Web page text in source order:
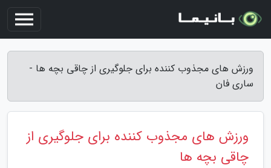
ورزش های مجذوب کننده برای جلوگیری از چاقی بچه ها -
ساری فان
ورزش های مجذوب کننده برای جلوگیری از
چاقی بچه ها